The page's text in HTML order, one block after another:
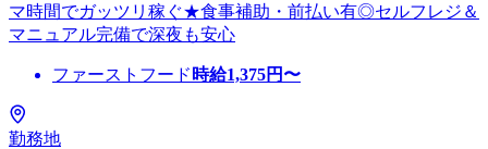
マ時間でガッツリ稼ぐ★食事補助・前払い有◎セルフレジ＆
マニュアル完備で深夜も安心
ファーストフード 時給1,375円〜
勤務地